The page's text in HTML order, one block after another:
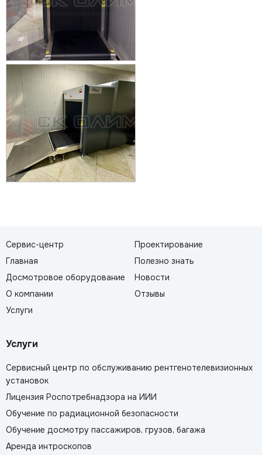
Сервис-центр
Главная
Досмотровое оборудование
О компании
Услуги
Проектирование
Полезно знать
Новости
Отзывы
Услуги
Сервисный центр по обслуживанию рентгенотелевизионных
установок
Лицензия Роспотребнадзора на ИИИ
Обучение по радиационной безопасности
Обучение досмотру пассажиров, грузов, багажа
Аренда интроскопов